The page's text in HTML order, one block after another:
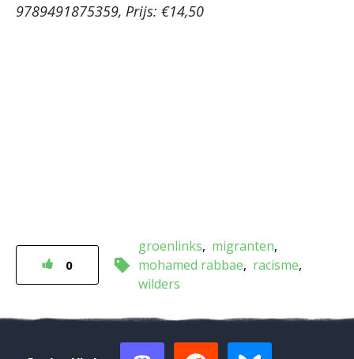
9789491875359, Prijs: €14,50
0
groenlinks
migranten
mohamed rabbae
racisme
wilders